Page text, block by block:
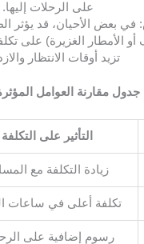
على الرحلات إليها.
: في بعض الأحيان، قد يؤثر
أو الأمطار الغزيرة) على
تزيد أوقات الانتظار
جدول مقارنة العوامل
التأثير على التكلفة
زيادة التكلفة مع
تكلفة أعلى في ساعات
رسوم إضافية على